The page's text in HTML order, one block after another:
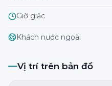
Giờ giấc
Khách nước ngoài
Vị trí trên bản đồ